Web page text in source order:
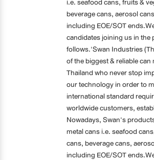
beverage cans, aerosol
including EOE/SOT
candidates joining us in the
follows.'Swan Industries
of the biggest & reliable
Thailand who never stop
our technology in order to
international standard
worldwide customers,
Nowadays, Swan's
metal cans i.e. seafood
cans, beverage cans,
including EOE/SOT